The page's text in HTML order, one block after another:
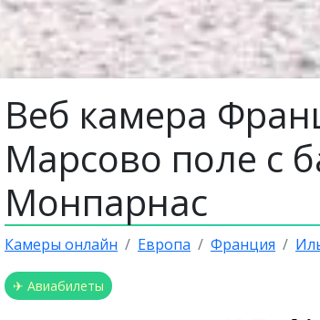
Веб камера
Марсово поле с
Монпарнас
Камеры онлайн Европа Франция
✈ Авиабилеты